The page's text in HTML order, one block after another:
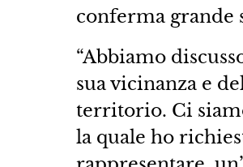
conferma grande
“Abbiamo
sua vicinanza e
territorio. Ci
la quale ho